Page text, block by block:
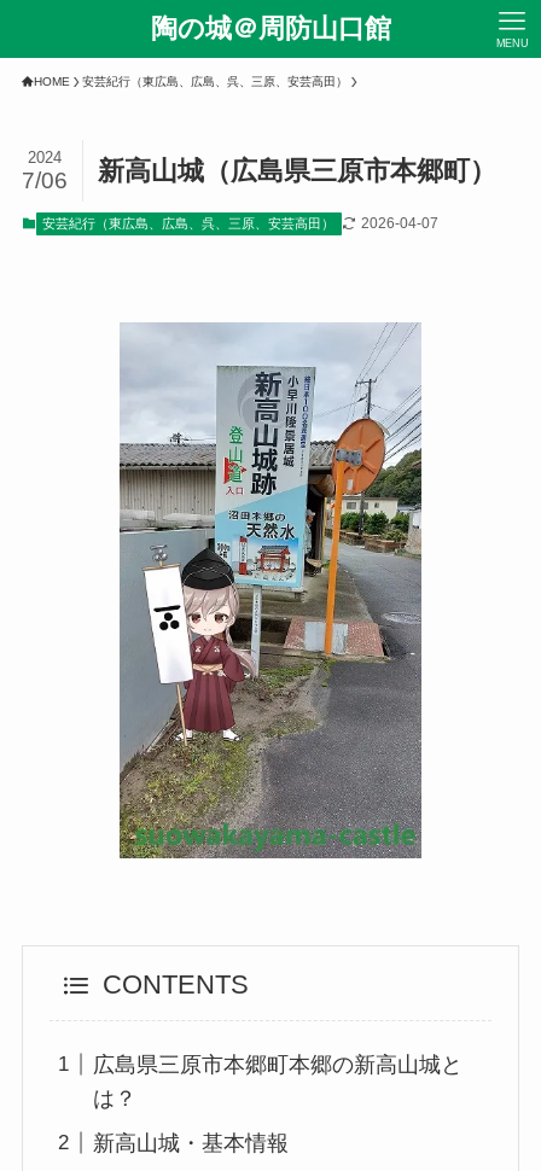
陶の城＠周防山口館 MENU
HOME 安芸紀行（東広島、広島、呉、三原、安芸高田）
新高山城（広島県三原市本郷町）
2024
7/06
安芸紀行（東広島、広島、呉、三原、安芸高田） 2026-04-07
CONTENTS
広島県三原市本郷町本郷の新高山城と
は？
新高山城・基本情報